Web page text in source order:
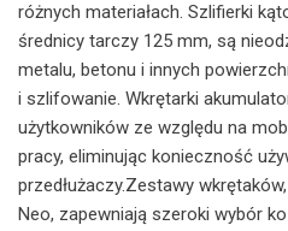
różnych materiałach. Szlifierki
średnicy tarczy 125 mm, są
metalu, betonu i innych
i szlifowanie. Wkrętarki
użytkowników ze względu na
pracy, eliminując konieczność
przedłużaczy.Zestawy
Neo, zapewniają szeroki wybór